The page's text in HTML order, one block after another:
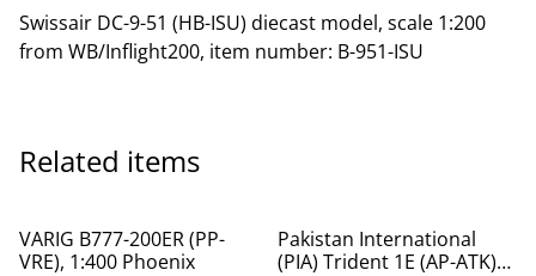
Swissair DC-9-51 (HB-ISU) diecast model, scale 1:200
from WB/Inflight200, item number: B-951-ISU
Related items
VARIG B777-200ER (PP-
VRE), 1:400 Phoenix
Pakistan International
(PIA) Trident 1E (AP-ATK)